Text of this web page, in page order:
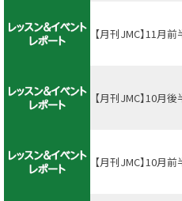
【月刊JMC】11月
【月刊JMC】10月
【月刊JMC】10月